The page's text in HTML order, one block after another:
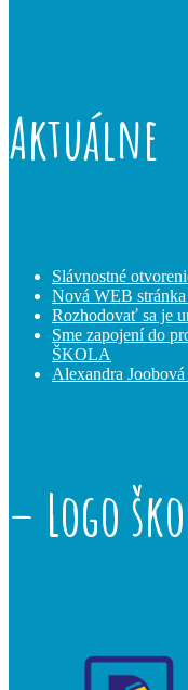
Aktuálne
Slávnostné
Nová WEB
Rozhodovať sa je
Sme zapojení do
ŠKOLA
Alexandra
– Logo